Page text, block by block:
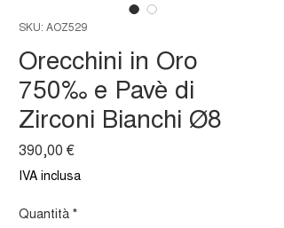
SKU: AOZ529
Orecchini in Oro
750‰ e Pavè di
Zirconi Bianchi Ø8
390,00 €Prezzo
IVA inclusa
Quantità *